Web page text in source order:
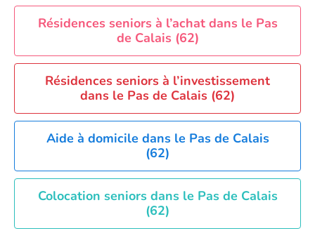
Résidences seniors à l’achat dans le Pas
de Calais (62)
Résidences seniors à l’investissement
dans le Pas de Calais (62)
Aide à domicile dans le Pas de Calais
(62)
Colocation seniors dans le Pas de Calais
(62)